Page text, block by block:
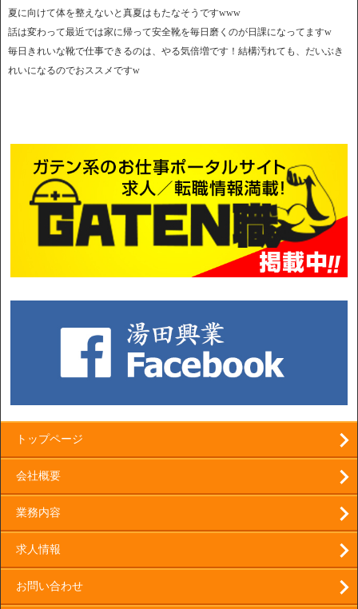
夏に向けて体を整えないと真夏はもたなそうですwww
話は変わって最近では家に帰って安全靴を毎日磨くのが日課になってますw
毎日きれいな靴で仕事できるのは、やる気倍増です！結構汚れても、だいぶき
れいになるのでおススメですw
トップページ
会社概要
業務内容
求人情報
お問い合わせ